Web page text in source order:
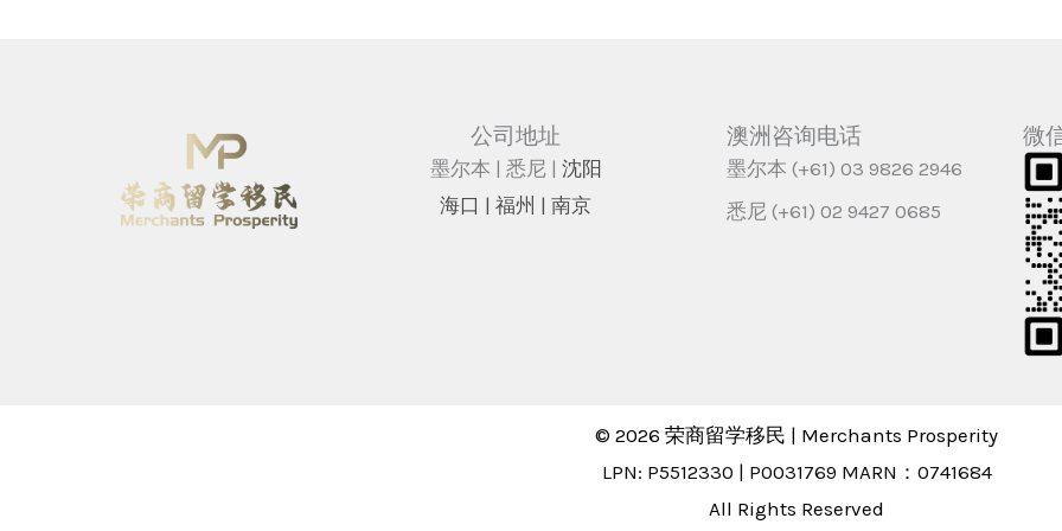
公司地址
墨尔本 | 悉尼 | 沈阳
海⼝ |福州 | 南京
澳洲咨询电话
墨尔本 (+61) 03 9826 2946
悉尼 (+61) 02 9427 0685
微
© 2026 荣商留学移民 | Merchants Prosperity
LPN: P5512330 | P0031769 MARN：0741684
All Rights Reserved